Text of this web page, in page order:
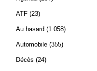
ATF (23)
Au hasard (1 058)
Automobile (355)
Décès (24)